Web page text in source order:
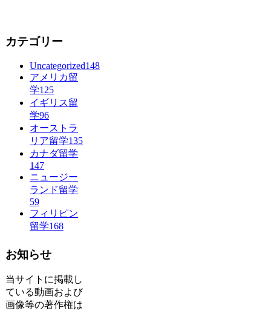
カテゴリー
Uncategorized148
アメリカ留
学125
イギリス留
学96
オーストラ
リア留学135
カナダ留学
147
ニュージー
ランド留学
59
フィリピン
留学168
お知らせ
当サイトに掲載し
ている動画および
画像等の著作権は